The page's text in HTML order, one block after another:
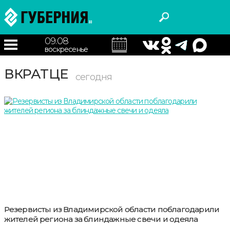
09.08
воскресенье
ВКРАТЦЕ сегодня
Резервисты из Владимирской области поблагодарили
жителей региона за блиндажные свечи и одеяла